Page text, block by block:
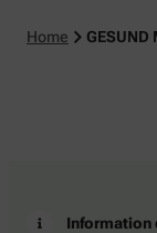
Home GESUND
Information